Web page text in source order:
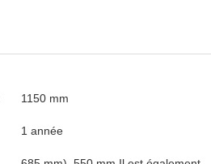
1150 mm
1 année